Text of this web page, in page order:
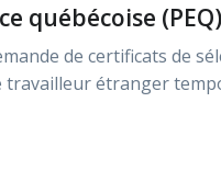
québécoise (PEQ)
de certificats de
travailleur étranger